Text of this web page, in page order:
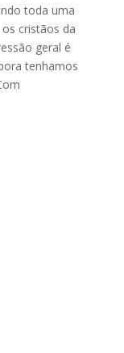
toda uma
cristãos da
geral é
tenhamos